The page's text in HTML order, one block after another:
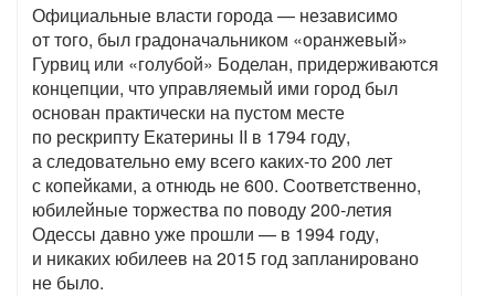
Официальные власти города — независимо
от того, был градоначальником «оранжевый»
Гурвиц или «голубой» Боделан, придерживаются
концепции, что управляемый ими город был
основан практически на пустом месте
по рескрипту Екатерины II в 1794 году,
а следовательно ему всего каких-то 200 лет
с копейками, а отнюдь не 600. Соответственно,
юбилейные торжества по поводу 200-летия
Одессы давно уже прошли — в 1994 году,
и никаких юбилеев на 2015 год запланировано
не было.